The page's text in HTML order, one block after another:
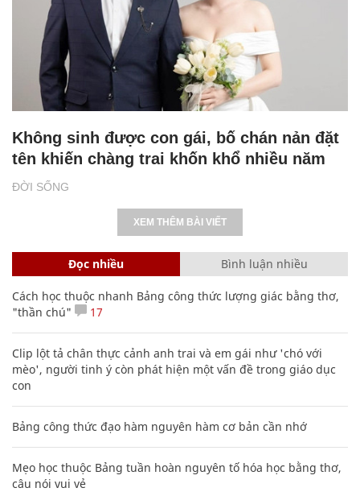
ĐỜI SỐNG
Không sinh được con gái, bố chán nản đặt
tên khiến chàng trai khốn khổ nhiều năm
XEM THÊM BÀI VIẾT
Đọc nhiều Bình luận nhiều
Cách học thuộc nhanh Bảng công thức lượng giác bằng thơ,
"thần chú"
17
Clip lột tả chân thực cảnh anh trai và em gái như 'chó với
mèo', người tinh ý còn phát hiện một vấn đề trong giáo dục
con
Bảng công thức đạo hàm nguyên hàm cơ bản cần nhớ
Mẹo học thuộc Bảng tuần hoàn nguyên tố hóa học bằng thơ,
câu nói vui vẻ